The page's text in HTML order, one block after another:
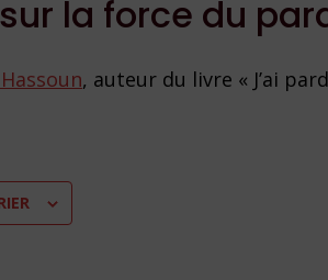
la force du
, auteur du livre « J’ai